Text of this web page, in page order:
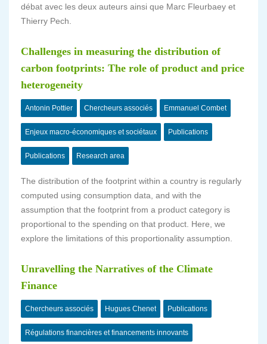
débat avec les deux auteurs ainsi que Marc Fleurbaey et
Thierry Pech.
Challenges in measuring the distribution of
carbon footprints: The role of product and price
heterogeneity
Antonin Pottier Chercheurs associés Emmanuel Combet
Enjeux macro-économiques et sociétaux Publications
Publications Research area
The distribution of the footprint within a country is regularly
computed using consumption data, and with the
assumption that the footprint from a product category is
proportional to the spending on that product. Here, we
explore the limitations of this proportionality assumption.
Unravelling the Narratives of the Climate
Finance
Chercheurs associés Hugues Chenet Publications
Régulations financières et financements innovants